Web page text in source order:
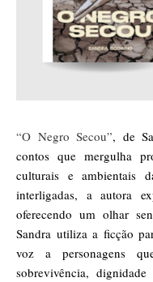
“O Negro Secou”, de
contos que mergulha
culturais e ambientais
interligadas, a autora
oferecendo um olhar
Sandra utiliza a ficção
voz a personagens
sobrevivência,